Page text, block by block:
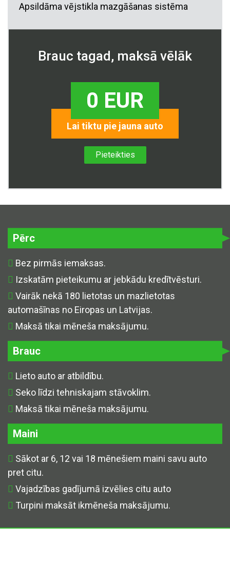
Apsildāma vējstikla mazgāšanas sistēma
Brauc tagad, maksā vēlāk
0 EUR
Lai tiktu pie jauna auto
Pieteikties
Pērc
Bez pirmās iemaksas.
Izskatām pieteikumu ar jebkādu kredītvēsturi.
Vairāk nekā 180 lietotas un mazlietotas
automašīnas no Eiropas un Latvijas.
Maksā tikai mēneša maksājumu.
Brauc
Lieto auto ar atbildību.
Seko līdzi tehniskajam stāvoklim.
Maksā tikai mēneša maksājumu.
Maini
Sākot ar 6, 12 vai 18 mēnešiem maini savu auto
pret citu.
Vajadzības gadījumā izvēlies citu auto
Turpini maksāt ikmēneša maksājumu.